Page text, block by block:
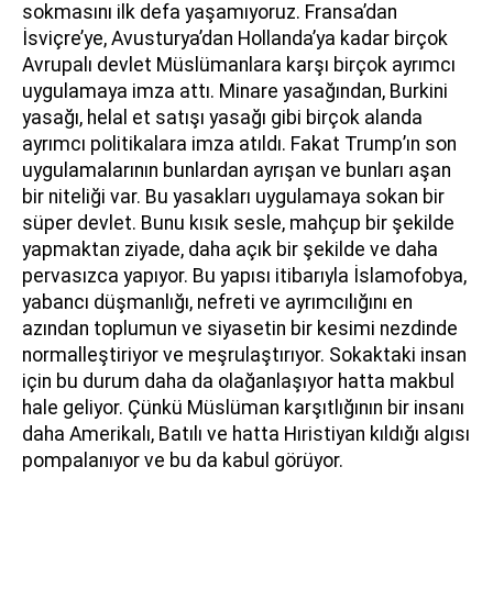
sokmasını ilk defa yaşamıyoruz. Fransa’dan
İsviçre’ye, Avusturya’dan Hollanda’ya kadar birçok
Avrupalı devlet Müslümanlara karşı birçok ayrımcı
uygulamaya imza attı. Minare yasağından, Burkini
yasağı, helal et satışı yasağı gibi birçok alanda
ayrımcı politikalara imza atıldı. Fakat Trump’ın son
uygulamalarının bunlardan ayrışan ve bunları aşan
bir niteliği var. Bu yasakları uygulamaya sokan bir
süper devlet. Bunu kısık sesle, mahçup bir şekilde
yapmaktan ziyade, daha açık bir şekilde ve daha
pervasızca yapıyor. Bu yapısı itibarıyla İslamofobya,
yabancı düşmanlığı, nefreti ve ayrımcılığını en
azından toplumun ve siyasetin bir kesimi nezdinde
normalleştiriyor ve meşrulaştırıyor. Sokaktaki insan
için bu durum daha da olağanlaşıyor hatta makbul
hale geliyor. Çünkü Müslüman karşıtlığının bir insanı
daha Amerikalı, Batılı ve hatta Hıristiyan kıldığı algısı
pompalanıyor ve bu da kabul görüyor.